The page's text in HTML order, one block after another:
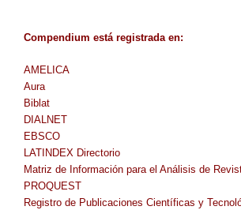
Compendium está registrada en:
AMELICA
Aura
Biblat
DIALNET
EBSCO
LATINDEX Directorio
Matriz de Información para el Análisis de
PROQUEST
Registro de Publicaciones Científicas y